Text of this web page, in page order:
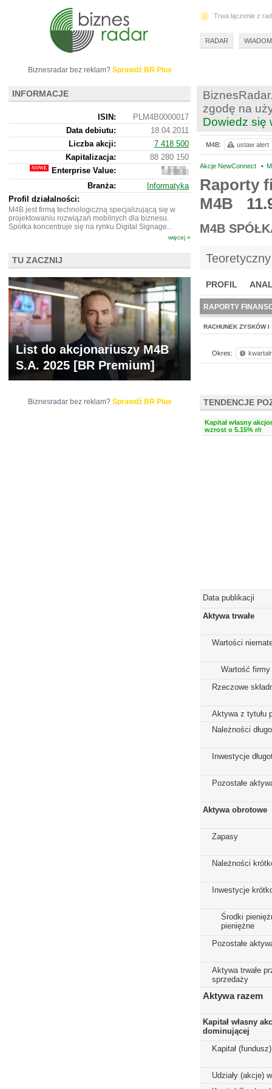
zgodę na
Dowiedz się
Akcje NewConnect •
Raporty
M4B
M4B
PROFIL
BR LAB
RAPORTY
RACHUNEK ZYSKÓW I
Okres:
TENDENCJE
Kapitał własny
wzrost o 5.15% r/r
Data publikacji
Aktywa trwałe
Wartości
Wartość firmy
Rzeczowe
Aktywa z tytułu
Należności
Inwestycje
Pozostałe
Aktywa obrotowe
Zapasy
Należności
Inwestycje
Środki
pieniężne
Pozostałe
Aktywa trwałe
sprzedaży
Aktywa razem
Kapitał własny
dominującej
Kapitał
Udziały (akcje)
M4B: ustaw alert
Biznesradar bez reklam? Sprawdź BR Plus
INFORMACJE
ISIN:
PLM4B0000017
Data debiutu:
18.04.2011
Liczba akcji:
7 418 500
Kapitalizacja:
88 280 150
Enterprise Value:
99
582
150
Branża:
Informatyka
Profil działalności:
M4B jest firmą technologiczną specjalizującą się w
projektowaniu rozwiązań mobilnych dla biznesu.
Spółka koncentruje się na rynku Digital Signage...
więcej »
TU ZACZNIJ
List do akcjonariuszy M4B
S.A. 2025 [BR Premium]
Biznesradar bez reklam? Sprawdź BR Plus
Trwa łączenie z
RADAR